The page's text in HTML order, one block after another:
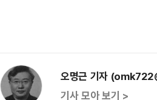
오명근 기자
기사 모아 보기 >